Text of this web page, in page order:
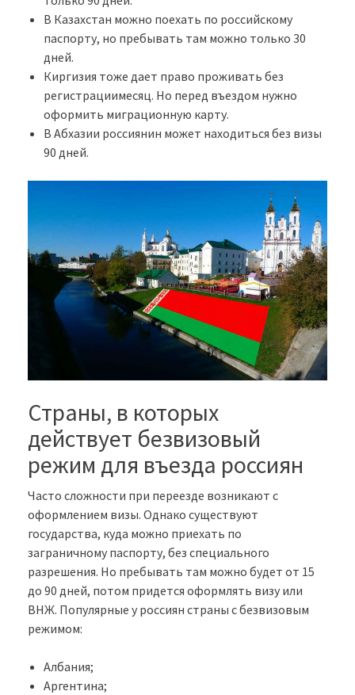
В Казахстан можно поехать по российскому
паспорту, но пребывать там можно только 30
дней.
Киргизия тоже дает право проживать без
регистрациимесяц. Но перед въездом нужно
оформить миграционную карту.
В Абхазии россиянин может находиться без визы
90 дней.
Страны, в которых
действует безвизовый
режим для въезда россиян
Часто сложности при переезде возникают с
оформлением визы. Однако существуют
государства, куда можно приехать по
заграничному паспорту, без специального
разрешения. Но пребывать там можно будет от 15
до 90 дней, потом придется оформлять визу или
ВНЖ. Популярные у россиян страны с безвизовым
режимом:
Албания;
Аргентина;